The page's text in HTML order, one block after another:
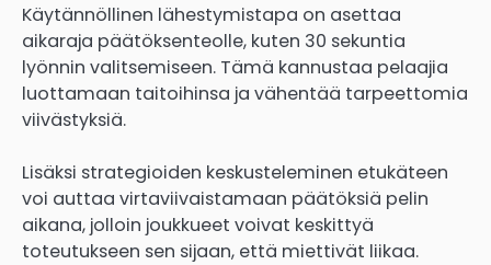
Käytännöllinen lähestymistapa on asettaa
aikaraja päätöksenteolle, kuten 30 sekuntia
lyönnin valitsemiseen. Tämä kannustaa pelaajia
luottamaan taitoihinsa ja vähentää tarpeettomia
viivästyksiä.
Lisäksi strategioiden keskusteleminen etukäteen
voi auttaa virtaviivaistamaan päätöksiä pelin
aikana, jolloin joukkueet voivat keskittyä
toteutukseen sen sijaan, että miettivät liikaa.